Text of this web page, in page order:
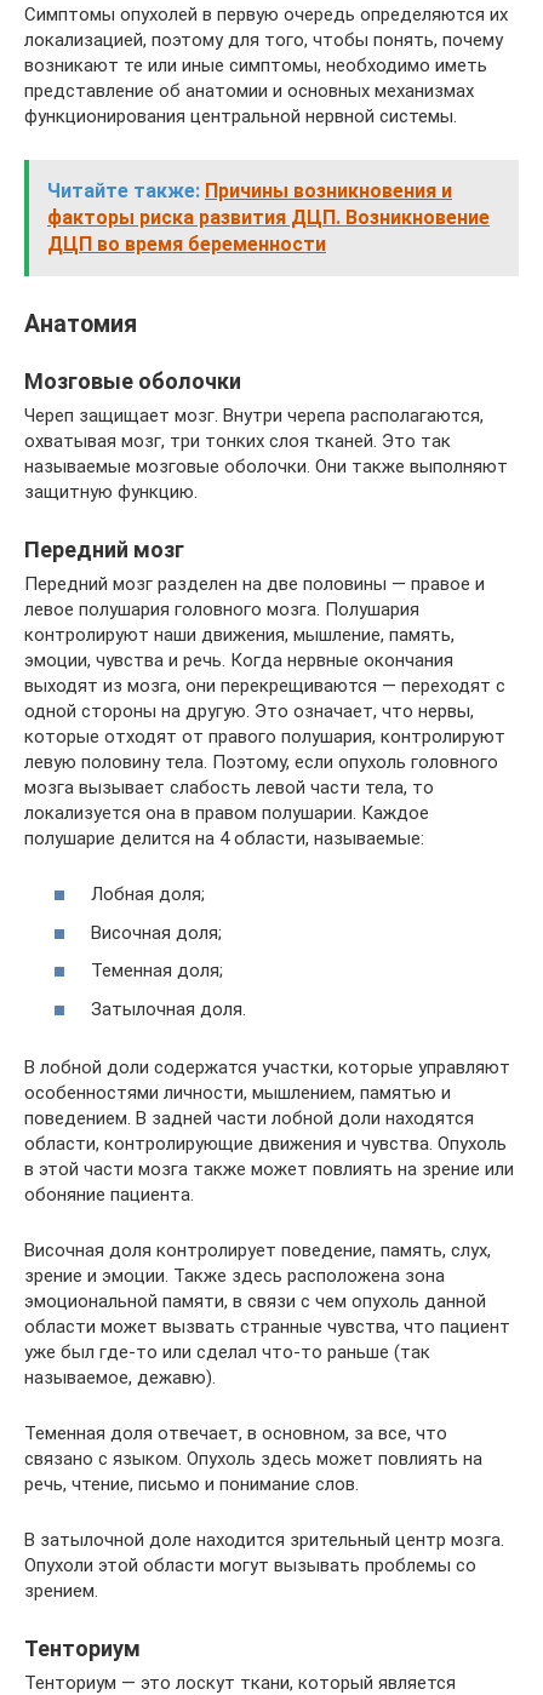
Симптомы опухолей в первую очередь определяются их
локализацией, поэтому для того, чтобы понять, почему
возникают те или иные симптомы, необходимо иметь
представление об анатомии и основных механизмах
функционирования центральной нервной системы.
Читайте также: Причины возникновения и
факторы риска развития ДЦП. Возникновение
ДЦП во время беременности
Анатомия
Мозговые оболочки
Череп защищает мозг. Внутри черепа располагаются,
охватывая мозг, три тонких слоя тканей. Это так
называемые мозговые оболочки. Они также выполняют
защитную функцию.
Передний мозг
Передний мозг разделен на две половины — правое и
левое полушария головного мозга. Полушария
контролируют наши движения, мышление, память,
эмоции, чувства и речь. Когда нервные окончания
выходят из мозга, они перекрещиваются — переходят с
одной стороны на другую. Это означает, что нервы,
которые отходят от правого полушария, контролируют
левую половину тела. Поэтому, если опухоль головного
мозга вызывает слабость левой части тела, то
локализуется она в правом полушарии. Каждое
полушарие делится на 4 области, называемые:
Лобная доля;
Височная доля;
Теменная доля;
Затылочная доля.
В лобной доли содержатся участки, которые управляют
особенностями личности, мышлением, памятью и
поведением. В задней части лобной доли находятся
области, контролирующие движения и чувства. Опухоль
в этой части мозга также может повлиять на зрение или
обоняние пациента.
Височная доля контролирует поведение, память, слух,
зрение и эмоции. Также здесь расположена зона
эмоциональной памяти, в связи с чем опухоль данной
области может вызвать странные чувства, что пациент
уже был где-то или сделал что-то раньше (так
называемое, дежавю).
Теменная доля отвечает, в основном, за все, что
связано с языком. Опухоль здесь может повлиять на
речь, чтение, письмо и понимание слов.
В затылочной доле находится зрительный центр мозга.
Опухоли этой области могут вызывать проблемы со
зрением.
Тенториум
Тенториум — это лоскут ткани, который является